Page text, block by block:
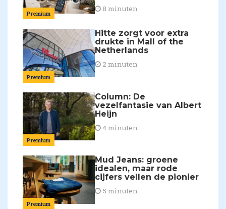
Premium
8 minuten
Premium
Hitte zorgt voor extra
drukte in Mall of the
Netherlands
2 minuten
Premium
Column: De
vezelfantasie van Albert
Heijn
4 minuten
Premium
Mud Jeans: groene
idealen, maar rode
cijfers vellen de pionier
5 minuten